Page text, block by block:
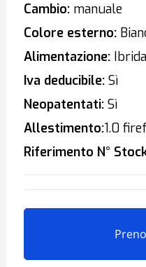
Cambio:manuale
Colore esterno:
Alimentazione:Ibrida
Iva deducibile:Sì
Neopatentati:Sì
Allestimento:1.0
Riferimento N°